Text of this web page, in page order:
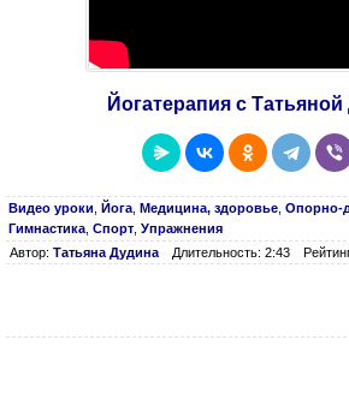
Йогатерапия с
Видео уроки Йога Медицина, здоровье Опорно-
Гимнастика Спорт Упражнения
Автор: Татьяна Дудина Длительность: 2:43